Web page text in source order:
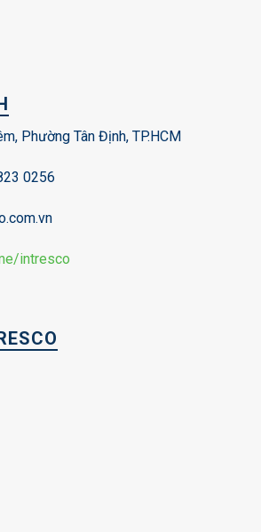
Phường Tân Định, TP.HCM
0256
intresco